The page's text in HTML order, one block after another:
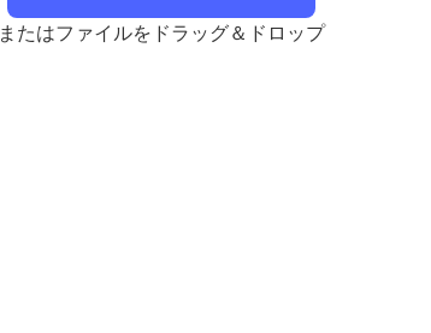
またはファイルをドラッグ＆ドロップ